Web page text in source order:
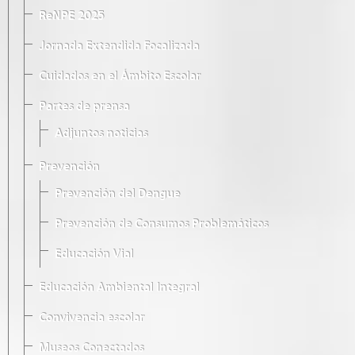
ReNPE 2025
Jornada Extendida Focalizada
Cuidados en el Ámbito Escolar
Partes de prensa
Adjuntos noticias
Prevención
Prevención del Dengue
Prevención de Consumos Problemáticos
Educación Vial
Educación Ambiental Integral
Convivencia escolar
Museos Conectados